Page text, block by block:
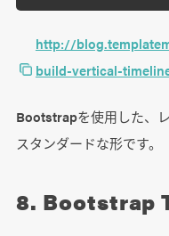
http://
build-vertical-
Bootstrapを使用した、
スタンダードな形です。
8. Bootstrap